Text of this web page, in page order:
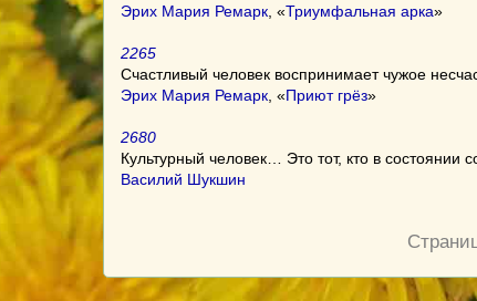
Эрих Мария Ремарк , «Триумфальная арка»
2265
Счастливый человек воспринимает чужое
Эрих Мария Ремарк , «Приют грёз»
2680
Культурный человек… Это тот, кто в состоянии
Василий Шукшин